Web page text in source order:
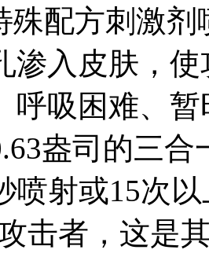
殊配方刺激
渗入皮肤，
呼吸困难、
盎司的三
喷射或15次
击者，这是